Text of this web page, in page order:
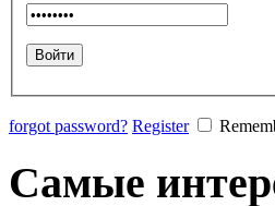
forgot password? Register
Самые